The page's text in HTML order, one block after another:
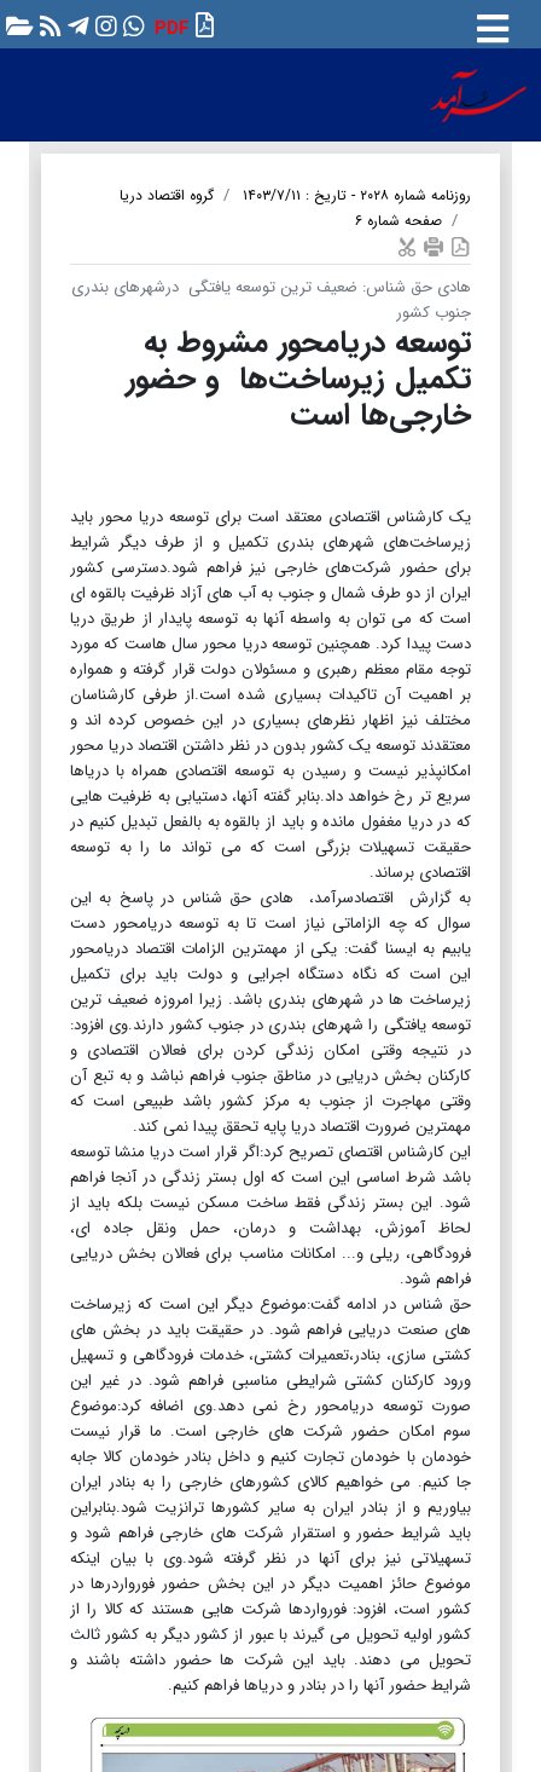
PDF
روزنامه شماره ۲۰۲۸ - تاریخ : ۱۴۰۳/۷/۱۱
گروه اقتصاد دریا
صفحه شماره ۶
هادی حق شناس: ضعیف ترین توسعه یافتگی درشهرهای بندری
جنوب کشور
توسعه دریامحور مشروط به
تکمیل زیرساخت‌ها و حضور
خارجی‌ها است
یک کارشناس اقتصادی معتقد است برای توسعه دریا محور باید
زیرساخت‌های شهرهای بندری تکمیل و از طرف دیگر شرایط
برای حضور شرکت‌های خارجی نیز فراهم شود.دسترسی کشور
ایران از دو طرف شمال و جنوب به آب های آزاد ظرفیت بالقوه ای
است که می توان به واسطه آنها به توسعه پایدار از طریق دریا
دست پیدا کرد. همچنین توسعه دریا محور سال هاست که مورد
توجه مقام معظم رهبری و مسئولان دولت قرار گرفته و همواره
بر اهمیت آن تاکیدات بسیاری شده است.از طرفی کارشناسان
مختلف نیز اظهار نظرهای بسیاری در این خصوص کرده اند و
معتقدند توسعه یک کشور بدون در نظر داشتن اقتصاد دریا محور
امکانپذیر نیست و رسیدن به توسعه اقتصادی همراه با دریاها
سریع تر رخ خواهد داد.بنابر گفته آنها، دستیابی به ظرفیت هایی
که در دریا مغفول مانده و باید از بالقوه به بالفعل تبدیل کنیم در
حقیقت تسهیلات بزرگی است که می تواند ما را به توسعه
اقتصادی برساند.
به گزارش اقتصادسرآمد، هادی حق شناس در پاسخ به این
سوال که چه الزاماتی نیاز است تا به توسعه دریامحور دست
یابیم به ایسنا گفت: یکی از مهمترین الزامات اقتصاد دریامحور
این است که نگاه دستگاه اجرایی و دولت باید برای تکمیل
زیرساخت ها در شهرهای بندری باشد. زیرا امروزه ضعیف ترین
توسعه یافتگی را شهرهای بندری در جنوب کشور دارند.وی افزود:
در نتیجه وقتی امکان زندگی کردن برای فعالان اقتصادی و
کارکنان بخش دریایی در مناطق جنوب فراهم نباشد و به تبع آن
وقتی مهاجرت از جنوب به مرکز کشور باشد طبیعی است که
مهمترین ضرورت اقتصاد دریا پایه تحقق پیدا نمی کند.
این کارشناس اقتصای تصریح کرد:اگر قرار است دریا منشا توسعه
باشد شرط اساسی این است که اول بستر زندگی در آنجا فراهم
شود. این بستر زندگی فقط ساخت مسکن نیست بلکه باید از
لحاظ آموزش، بهداشت و درمان، حمل ونقل جاده ای،
فرودگاهی، ریلی و... امکانات مناسب برای فعالان بخش دریایی
فراهم شود.
حق شناس در ادامه گفت:موضوع دیگر این است که زیرساخت
های صنعت دریایی فراهم شود. در حقیقت باید در بخش های
کشتی سازی، بنادر،تعمیرات کشتی، خدمات فرودگاهی و تسهیل
ورود کارکنان کشتی شرایطی مناسبی فراهم شود. در غیر این
صورت توسعه دریامحور رخ نمی دهد.وی اضافه کرد:موضوع
سوم امکان حضور شرکت های خارجی است. ما قرار نیست
خودمان با خودمان تجارت کنیم و داخل بنادر خودمان کالا جابه
جا کنیم. می خواهیم کالای کشورهای خارجی را به بنادر ایران
بیاوریم و از بنادر ایران به سایر کشورها ترانزیت شود.بنابراین
باید شرایط حضور و استقرار شرکت های خارجی فراهم شود و
تسهیلاتی نیز برای آنها در نظر گرفته شود.وی با بیان اینکه
موضوع حائز اهمیت دیگر در این بخش حضور فورواردرها در
کشور است، افزود: فورواردها شرکت هایی هستند که کالا را از
کشور اولیه تحویل می گیرند با عبور از کشور دیگر به کشور ثالث
تحویل می دهند. باید این شرکت ها حضور داشته باشند و
شرایط حضور آنها را در بنادر و دریاها فراهم کنیم.